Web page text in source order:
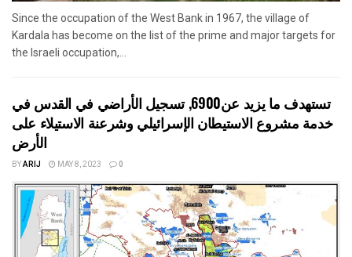
Since the occupation of the West Bank in 1967, the village of
Kardala has become on the list of the prime and major targets for
the Israeli occupation,...
تستهدف ما يزيد عن6900, تسجيل الأراضي في القدس في
خدمة مشروع الاستيطان الإسرائيلي وشرعنة الاستيلاء على
الأرض
BYARIJ MAY 8, 2023 0